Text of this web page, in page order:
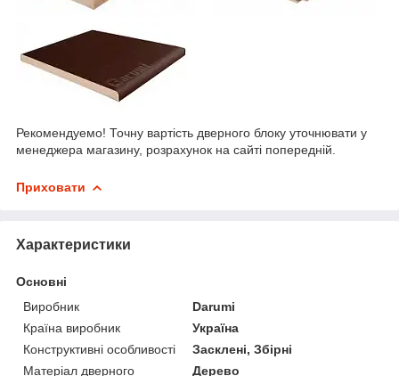
Рекомендуемо! Точну вартість дверного блоку уточнювати у
менеджера магазину, розрахунок на сайті попередній.
Приховати
Характеристики
Основні
Виробник
Darumi
Країна виробник
Україна
Конструктивні особливості
Засклені, Збірні
Матеріал дверного
Дерево